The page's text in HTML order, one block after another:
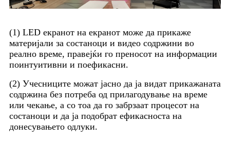
(1) LED екранот на екранот може да прикаже
материјали за состаноци и видео содржини во
реално време, правејќи го преносот на информации
поинтуитивни и поефикасни.
(2) Учесниците можат јасно да ја видат прикажаната
содржина без потреба од прилагодување на време
или чекање, а со тоа да го забрзаат процесот на
состаноци и да ја подобрат ефикасноста на
донесувањето одлуки.